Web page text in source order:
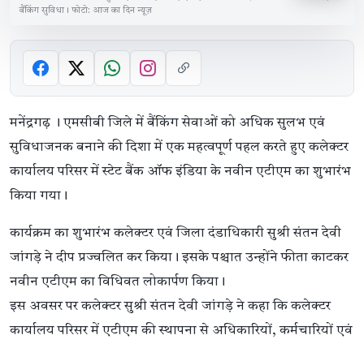
बैंकिंग सुविधा। फोटो: आज का दिन न्यूज़
मनेंद्रगढ़ । एमसीबी जिले में बैंकिंग सेवाओं को अधिक सुलभ एवं
सुविधाजनक बनाने की दिशा में एक महत्वपूर्ण पहल करते हुए कलेक्टर
कार्यालय परिसर में स्टेट बैंक ऑफ इंडिया के नवीन एटीएम का शुभारंभ
किया गया।
कार्यक्रम का शुभारंभ कलेक्टर एवं जिला दंडाधिकारी सुश्री संतन देवी
जांगड़े ने दीप प्रज्वलित कर किया। इसके पश्चात उन्होंने फीता काटकर
नवीन एटीएम का विधिवत लोकार्पण किया।
इस अवसर पर कलेक्टर सुश्री संतन देवी जांगड़े ने कहा कि कलेक्टर
कार्यालय परिसर में एटीएम की स्थापना से अधिकारियों, कर्मचारियों एवं